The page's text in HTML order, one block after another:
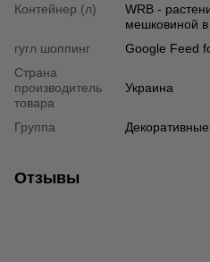
Контейнер (л)
WRB -
мешковиной в
гугл шоппинг
Google Feed
Страна
производитель
товара
Украина
Группа Декоративные
Отзывы